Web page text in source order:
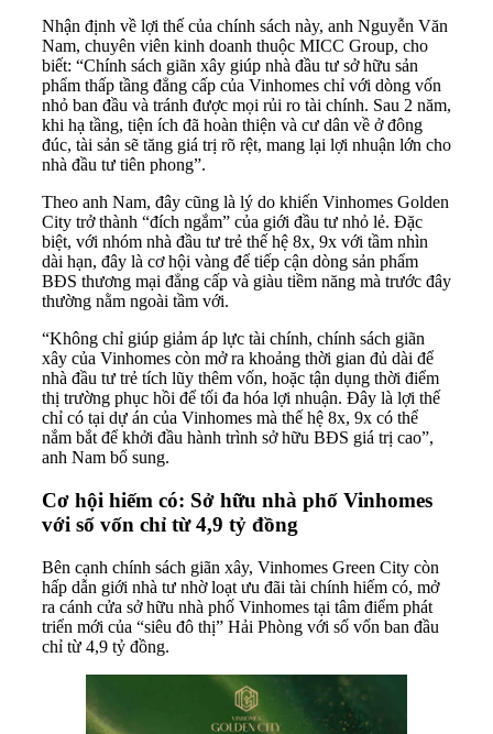
Nhận định về lợi thế của chính sách này, anh Nguyễn Văn
Nam, chuyên viên kinh doanh thuộc MICC Group, cho
biết: “Chính sách giãn xây giúp nhà đầu tư sở hữu sản
phẩm thấp tầng đẳng cấp của Vinhomes chỉ với dòng vốn
nhỏ ban đầu và tránh được mọi rủi ro tài chính. Sau 2 năm,
khi hạ tầng, tiện ích đã hoàn thiện và cư dân về ở đông
đúc, tài sản sẽ tăng giá trị rõ rệt, mang lại lợi nhuận lớn cho
nhà đầu tư tiên phong”.
Theo anh Nam, đây cũng là lý do khiến Vinhomes Golden
City trở thành “đích ngắm” của giới đầu tư nhỏ lẻ. Đặc
biệt, với nhóm nhà đầu tư trẻ thế hệ 8x, 9x với tầm nhìn
dài hạn, đây là cơ hội vàng để tiếp cận dòng sản phẩm
BĐS thương mại đẳng cấp và giàu tiềm năng mà trước đây
thường nằm ngoài tầm với.
“Không chỉ giúp giảm áp lực tài chính, chính sách giãn
xây của Vinhomes còn mở ra khoảng thời gian đủ dài để
nhà đầu tư trẻ tích lũy thêm vốn, hoặc tận dụng thời điểm
thị trường phục hồi để tối đa hóa lợi nhuận. Đây là lợi thế
chỉ có tại dự án của Vinhomes mà thế hệ 8x, 9x có thể
nắm bắt để khởi đầu hành trình sở hữu BĐS giá trị cao”,
anh Nam bổ sung.
Cơ hội hiếm có: Sở hữu nhà phố Vinhomes
với số vốn chỉ từ 4,9 tỷ đồng
Bên cạnh chính sách giãn xây, Vinhomes Green City còn
hấp dẫn giới nhà tư nhờ loạt ưu đãi tài chính hiếm có, mở
ra cánh cửa sở hữu nhà phố Vinhomes tại tâm điểm phát
triển mới của “siêu đô thị” Hải Phòng với số vốn ban đầu
chỉ từ 4,9 tỷ đồng.